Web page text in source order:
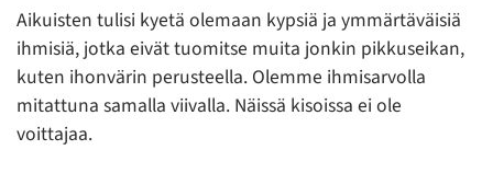
Aikuisten tulisi kyetä olemaan kypsiä ja ymmärtäväisiä
ihmisiä, jotka eivät tuomitse muita jonkin pikkuseikan,
kuten ihonvärin perusteella. Olemme ihmisarvolla
mitattuna samalla viivalla. Näissä kisoissa ei ole
voittajaa.